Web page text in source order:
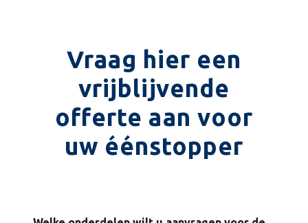
Vraag hier een
vrijblijvende
offerte aan voor
uw éénstopper